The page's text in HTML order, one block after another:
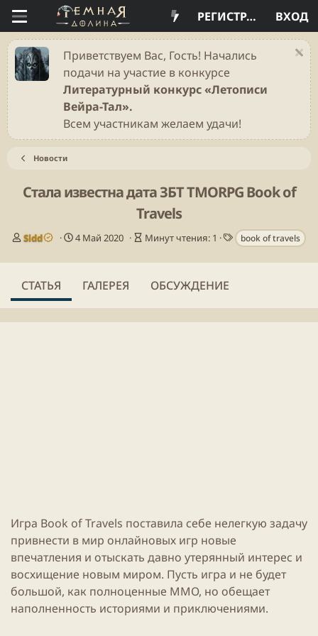
ВХОД
РЕГИСТРАЦИЯ
Приветствуем Вас, Гость! Начались
подачи на участие в конкурсе
Литературный конкурс «Летописи
Вейра-Тал».
Всем участникам желаем удачи!
Новости
Стала известна дата ЗБТ TMORPG Book of
Travels
А
т
р
Sidd
Д
т
4 Май 2020
В
е
Минут чтения: 1
Т
е
г
book of travels
СТАТЬЯ ГАЛЕРЕЯ ОБСУЖДЕНИЕ
Игра Book of Travels поставила себе нелегкую задачу
привнести в мир онлайновых игр новые
впечатления и отыскать давно утерянный интерес и
восхищение новым миром. Пусть игра и не будет
большой, как полноценные ММО, но обещает
наполненность историями и приключениями.